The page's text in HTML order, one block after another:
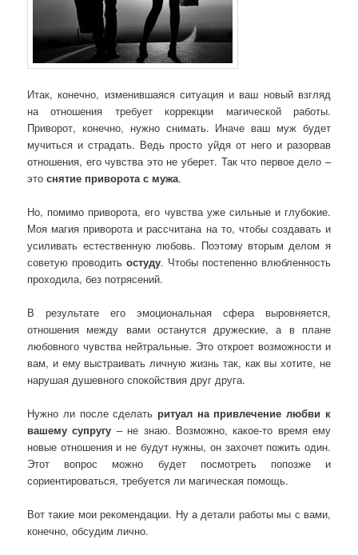
Итак, конечно, изменившаяся ситуация и ваш новый взгляд
на отношения требует коррекции магической работы.
Приворот, конечно, нужно снимать. Иначе ваш муж будет
мучиться и страдать. Ведь просто уйдя от него и разорвав
отношения, его чувства это не уберет. Так что первое дело –
этоснятие приворота с мужа.
Но, помимо приворота, его чувства уже сильные и глубокие.
Моя магия приворота и рассчитана на то, чтобы создавать и
усиливать естественную любовь. Поэтому вторым делом я
советую проводитьостуду. Чтобы постепенно влюбленность
проходила, без потрясений.
В результате его эмоциональная сфера выровняется,
отношения между вами останутся дружеские, а в плане
любовного чувства нейтральные. Это откроет возможности и
вам, и ему выстраивать личную жизнь так, как вы хотите, не
нарушая душевного спокойствия друг друга.
Нужно ли после сделать ритуал на привлечение любви к
вашему супругу – не знаю. Возможно, какое-то время ему
новые отношения и не будут нужны, он захочет пожить один.
Этот вопрос можно будет посмотреть попозже и
сориентироваться, требуется ли магическая помощь.
Вот такие мои рекомендации. Ну а детали работы мы с вами,
конечно, обсудим лично.